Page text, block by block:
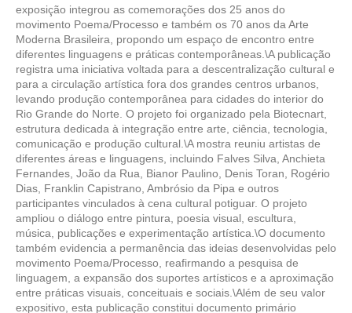
exposição integrou as comemorações dos 25 anos do
movimento Poema/Processo e também os 70 anos da Arte
Moderna Brasileira, propondo um espaço de encontro entre
diferentes linguagens e práticas contemporâneas.\A publicação
registra uma iniciativa voltada para a descentralização cultural e
para a circulação artística fora dos grandes centros urbanos,
levando produção contemporânea para cidades do interior do
Rio Grande do Norte. O projeto foi organizado pela Biotecnart,
estrutura dedicada à integração entre arte, ciência, tecnologia,
comunicação e produção cultural.\A mostra reuniu artistas de
diferentes áreas e linguagens, incluindo Falves Silva, Anchieta
Fernandes, João da Rua, Bianor Paulino, Denis Toran, Rogério
Dias, Franklin Capistrano, Ambrósio da Pipa e outros
participantes vinculados à cena cultural potiguar. O projeto
ampliou o diálogo entre pintura, poesia visual, escultura,
música, publicações e experimentação artística.\O documento
também evidencia a permanência das ideias desenvolvidas pelo
movimento Poema/Processo, reafirmando a pesquisa de
linguagem, a expansão dos suportes artísticos e a aproximação
entre práticas visuais, conceituais e sociais.\Além de seu valor
expositivo, esta publicação constitui documento primário